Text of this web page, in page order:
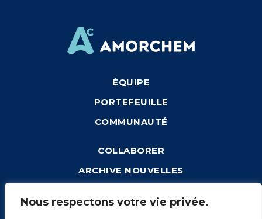
Nous respectons votre vie privée.
ÉQUIPE
PORTEFEUILLE
COMMUNAUTÉ
COLLABORER
ARCHIVE NOUVELLES